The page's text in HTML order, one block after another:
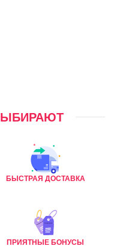
БЫСТРАЯ ДОСТАВКА
ПРИЯТНЫЕ БОНУСЫ